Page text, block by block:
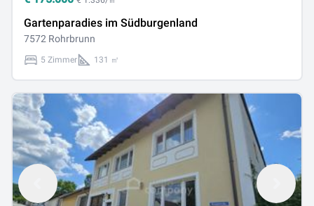
Gartenparadies im Südburgenland
7572 Rohrbrunn
5 Zimmer 131 ㎡